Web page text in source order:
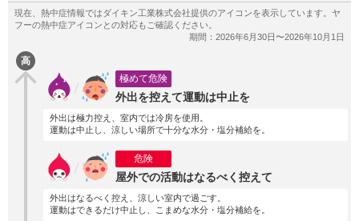
高
極めて危険
外出を控えて運動は中止を
外出は極力控え、室内では冷房を使用。
運動は中止し、涼しい場所で十分な水分・塩分補給を。
危険
屋外での活動はなるべく控えて
外出はなるべく控え、涼しい室内で過ごす。
運動はできるだけ中止し、こまめな水分・塩分補給を。